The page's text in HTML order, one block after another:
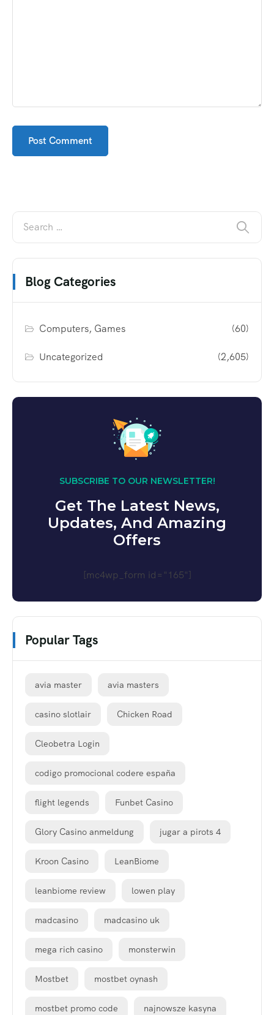
Blog Categories
Computers, Games (60)
Uncategorized (2,605)
SUBSCRIBE TO OUR NEWSLETTER!
Get The Latest News,
Updates, And Amazing
Offers
[mc4wp_form id="165"]
Popular Tags
avia master avia masters
casino slotlair Chicken Road
Cleobetra Login
codigo promocional codere españa
flight legends Funbet Casino
Glory Casino anmeldung jugar a pirots 4
Kroon Casino LeanBiome
leanbiome review lowen play
madcasino madcasino uk
mega rich casino monsterwin
Mostbet mostbet oynash
mostbet promo code najnowsze kasyna